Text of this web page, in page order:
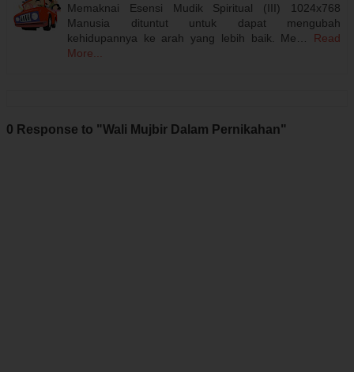
Memaknai Esensi Mudik Spiritual (III) 1024x768
Manusia dituntut untuk dapat mengubah
kehidupannya ke arah yang lebih baik. Me…
Read
More...
0 Response to "Wali Mujbir Dalam Pernikahan"